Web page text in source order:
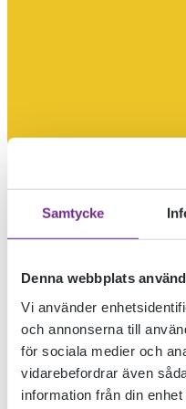
Samtycke
Denna webbplats
Vi använder
och annonserna till
för sociala medier och
vidarebefordrar även
information från din